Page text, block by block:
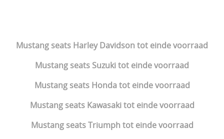
Mustang seats Harley Davidson tot einde voorraad
Mustang seats Suzuki tot einde voorraad
Mustang seats Honda tot einde voorraad
Mustang seats Kawasaki tot einde voorraad
Mustang seats Triumph tot einde voorraad